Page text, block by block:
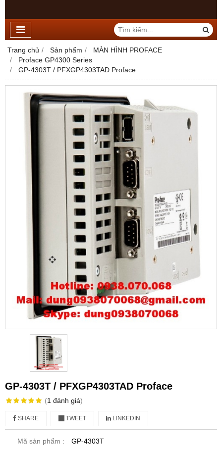
Trang chủ Sản phẩm
MÀN HÌNH PROFACE
Proface GP4300 Series
GP-4303T / PFXGP4303TAD Proface
GP-4303T / PFXGP4303TAD Proface
(1 đánh giá)
SHARE TWEET LINKEDIN
Mã sản phẩm :
GP-4303T